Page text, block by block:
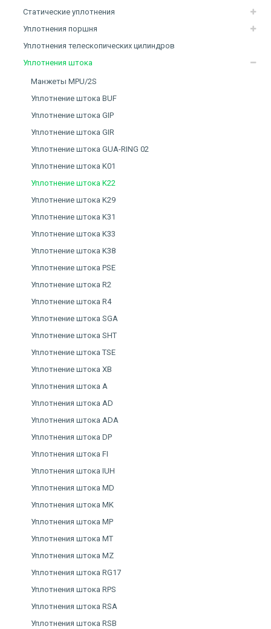
Статические уплотнения
Уплотнения поршня
Уплотнения телескопических цилиндров
Уплотнения штока
Манжеты MPU/2S
Уплотнение штока BUF
Уплотнение штока GIP
Уплотнение штока GIR
Уплотнение штока GUA-RING 02
Уплотнение штока K01
Уплотнение штока K22
Уплотнение штока K29
Уплотнение штока K31
Уплотнение штока K33
Уплотнение штока K38
Уплотнение штока PSE
Уплотнение штока R2
Уплотнение штока R4
Уплотнение штока SGA
Уплотнение штока SHT
Уплотнение штока TSE
Уплотнение штока XB
Уплотнения штока A
Уплотнения штока AD
Уплотнения штока ADA
Уплотнения штока DP
Уплотнения штока FI
Уплотнения штока IUH
Уплотнения штока MD
Уплотнения штока MK
Уплотнения штока MP
Уплотнения штока MT
Уплотнения штока MZ
Уплотнения штока RG17
Уплотнения штока RPS
Уплотнения штока RSA
Уплотнения штока RSB